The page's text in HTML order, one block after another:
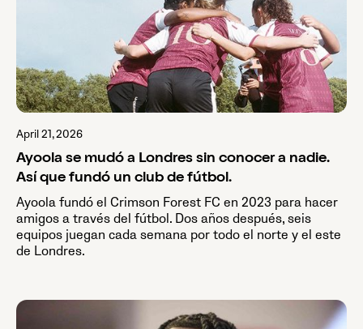
April 21, 2026
Ayoola se mudó a Londres sin conocer a nadie.
Así que fundó un club de fútbol.
Ayoola fundó el Crimson Forest FC en 2023 para hacer
amigos a través del fútbol. Dos años después, seis
equipos juegan cada semana por todo el norte y el este
de Londres.